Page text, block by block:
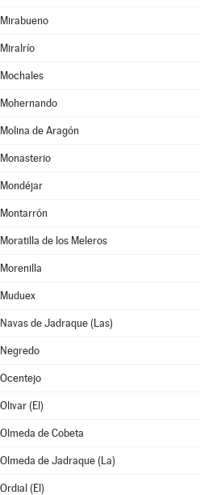
Mirabueno
Miralrío
Mochales
Mohernando
Molina de Aragón
Monasterio
Mondéjar
Montarrón
Moratilla de los Meleros
Morenilla
Muduex
Navas de Jadraque (Las)
Negredo
Ocentejo
Olivar (El)
Olmeda de Cobeta
Olmeda de Jadraque (La)
Ordial (El)